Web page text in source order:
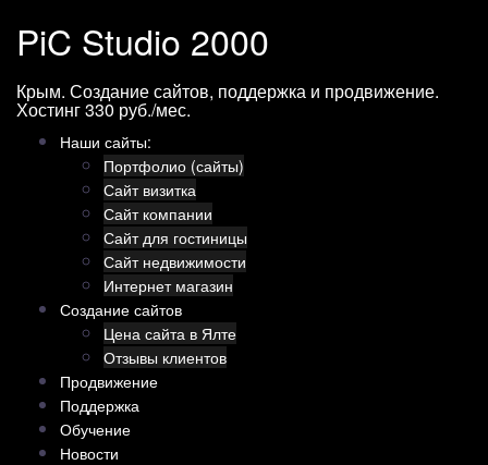
содержимому
PiC Studio 2000
Крым. Создание сайтов, поддержка и продвижение.
Хостинг 330 руб./мес.
Наши сайты:
Портфолио (сайты)
Сайт визитка
Сайт компании
Сайт для гостиницы
Сайт недвижимости
Интернет магазин
Создание сайтов
Цена сайта в Ялте
Отзывы клиентов
Продвижение
Поддержка
Обучение
Новости